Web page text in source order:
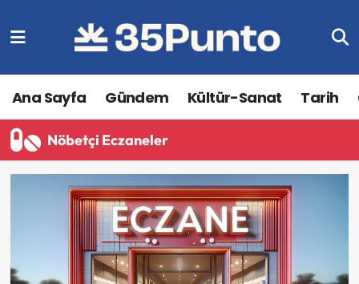
Ana Sayfa Gündem Kültür-Sanat Tarih
Nöbetçi Eczaneler